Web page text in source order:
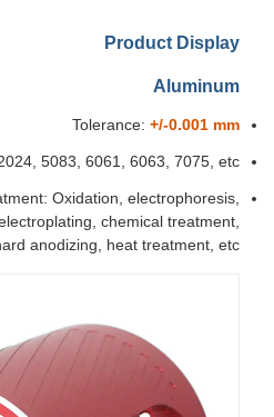
Product Display
Aluminum
Tolerance: +/-0.001 mm
5083, 6061, 6063, 7075, etc.
Oxidation, electrophoresis,
chemical treatment,
anodizing, heat treatment, etc.